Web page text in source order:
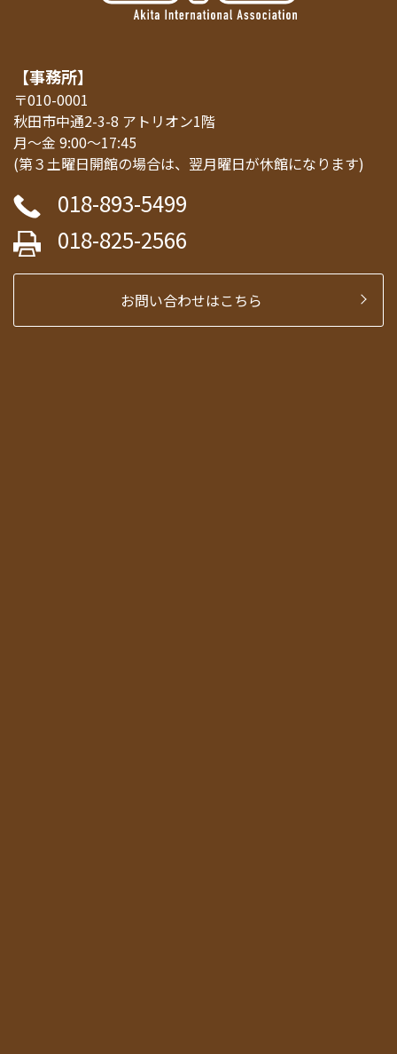
【事務所】
〒010-0001
秋田市中通2-3-8 アトリオン1階
月～金 9:00～17:45
(第３土曜日開館の場合は、翌月曜日が休館になります)
018-893-5499
018-825-2566
お問い合わせはこちら